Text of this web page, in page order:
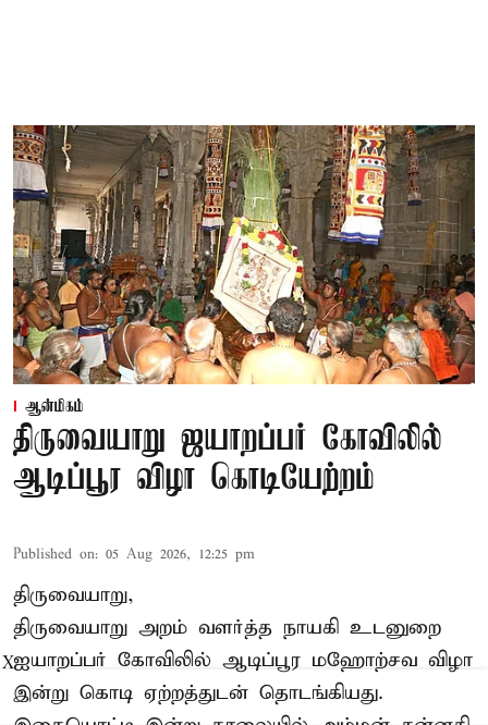
ஆன்மிகம்
திருவையாறு ஜயாறப்பர் கோவிலில்
ஆடிப்பூர விழா கொடியேற்றம்
Published on: 05 Aug 2026, 12:25 pm
திருவையாறு,
திருவையாறு அறம் வளர்த்த நாயகி உடனுறை
ஐயாறப்பர் கோவிலில் ஆடிப்பூர மஹோற்சவ விழா
இன்று கொடி ஏற்றத்துடன் தொடங்கியது.
X